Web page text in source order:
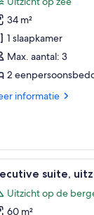
34 m²
1 slaapkamer
Max. aantal: 3
2
informatie
bank, een bureau
12 suite,
Uitzicht op de
60 m²